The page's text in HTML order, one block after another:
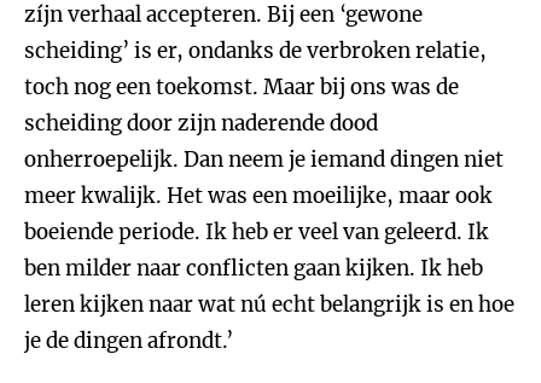
zíjn verhaal accepteren. Bij een ‘gewone
scheiding’ is er, ondanks de verbroken relatie,
toch nog een toekomst. Maar bij ons was de
scheiding door zijn naderende dood
onherroepelijk. Dan neem je iemand dingen niet
meer kwalijk. Het was een moeilijke, maar ook
boeiende periode. Ik heb er veel van geleerd. Ik
ben milder naar conflicten gaan kijken. Ik heb
leren kijken naar wat nú echt belangrijk is en hoe
je de dingen afrondt.’